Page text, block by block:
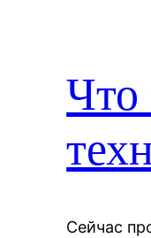
Что
Сейчас